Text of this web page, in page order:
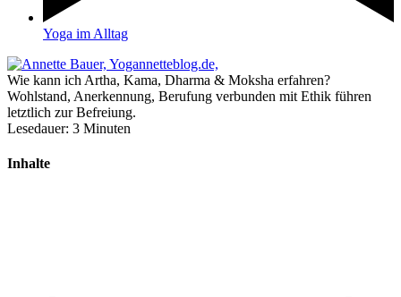
Yoga im Alltag
Wie kann ich Artha, Kama, Dharma & Moksha erfahren?
Wohlstand, Anerkennung, Berufung verbunden mit Ethik führen
letztlich zur Befreiung.
Lesedauer: 3 Minuten
Inhalte